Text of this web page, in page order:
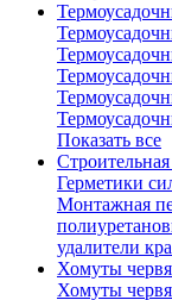
Показать все
Герметики
Монтажная
удалители
Хомуты
Хомуты